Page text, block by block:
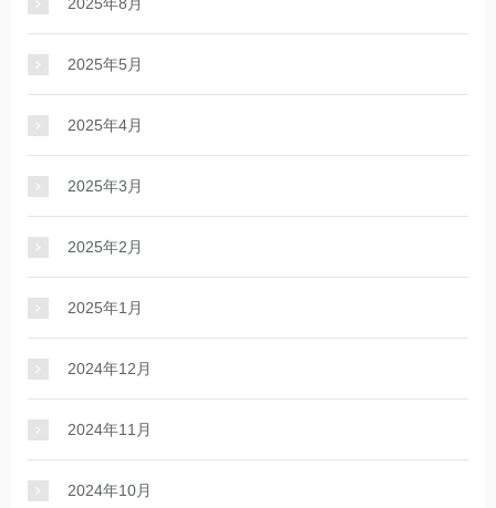
2025年5月
2025年4月
2025年3月
2025年2月
2025年1月
2024年12月
2024年11月
2024年10月